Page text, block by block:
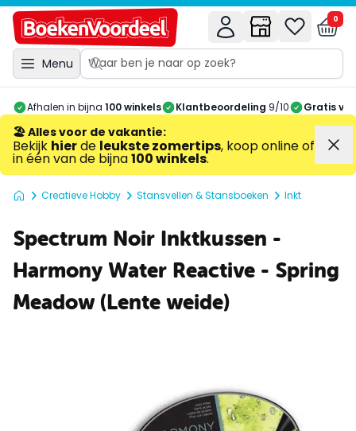
Menu
0
Afhalen in bijna 100 winkels Klantbeoordeling 9/10 Gratis
🏖️ Alles voor de vakantie:
Bekijk hierde leukste zomertips, koop online of
in één van de bijna100 winkels.
Creatieve Hobby Stansvellen & Stansboeken Inkt
Spectrum Noir Inktkussen -
Harmony Water Reactive - Spring
Meadow (Lente weide)